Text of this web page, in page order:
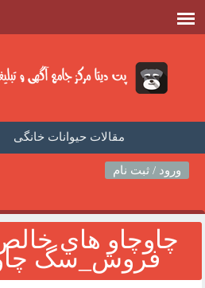
مقالات حیوانات خانگی
صفحه اصلی
ورود / ثبت نام
چاوچاو هاي
فروش_سگ